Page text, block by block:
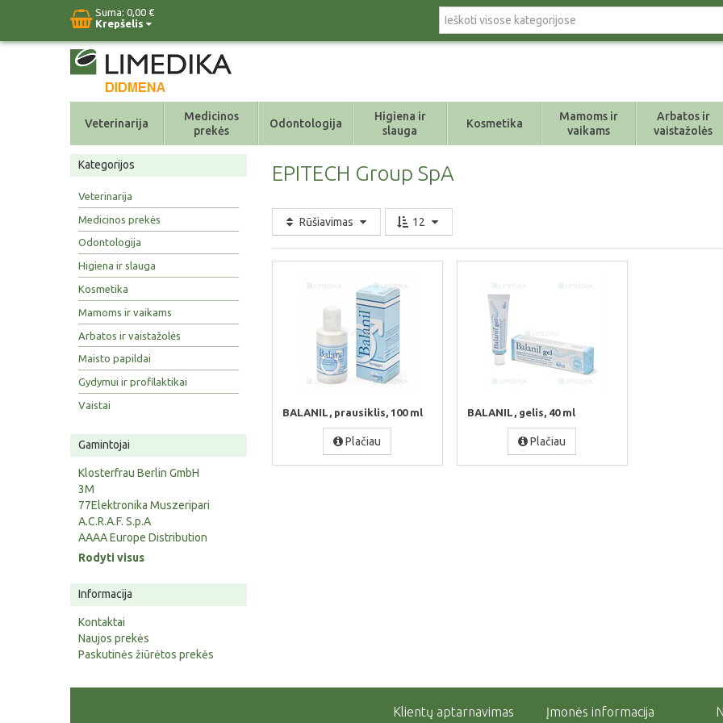
Suma: 0,00 €
Krepšelis
Veterinarija
Medicinos
prekės
Odontologija
Higiena ir
slauga
Kosmetika
Mamoms ir
vaikams
Arbatos ir
vaistažolės
Kategorijos
Veterinarija
Medicinos prekės
Odontologija
Higiena ir slauga
Kosmetika
Mamoms ir vaikams
Arbatos ir vaistažolės
Maisto papildai
Gydymui ir profilaktikai
Vaistai
Gamintojai
Klosterfrau Berlin GmbH
3M
77Elektronika Muszeripari
A.C.R.A.F. S.p.A
AAAA Europe Distribution
Rodyti visus
Informacija
Kontaktai
Naujos prekės
Paskutinės žiūrėtos prekės
EPITECH Group SpA
Rūšiavimas 12
BALANIL, prausiklis, 100 ml
Plačiau
BALANIL, gelis, 40 ml
Plačiau
Klientų aptarnavimas Įmonės informacija